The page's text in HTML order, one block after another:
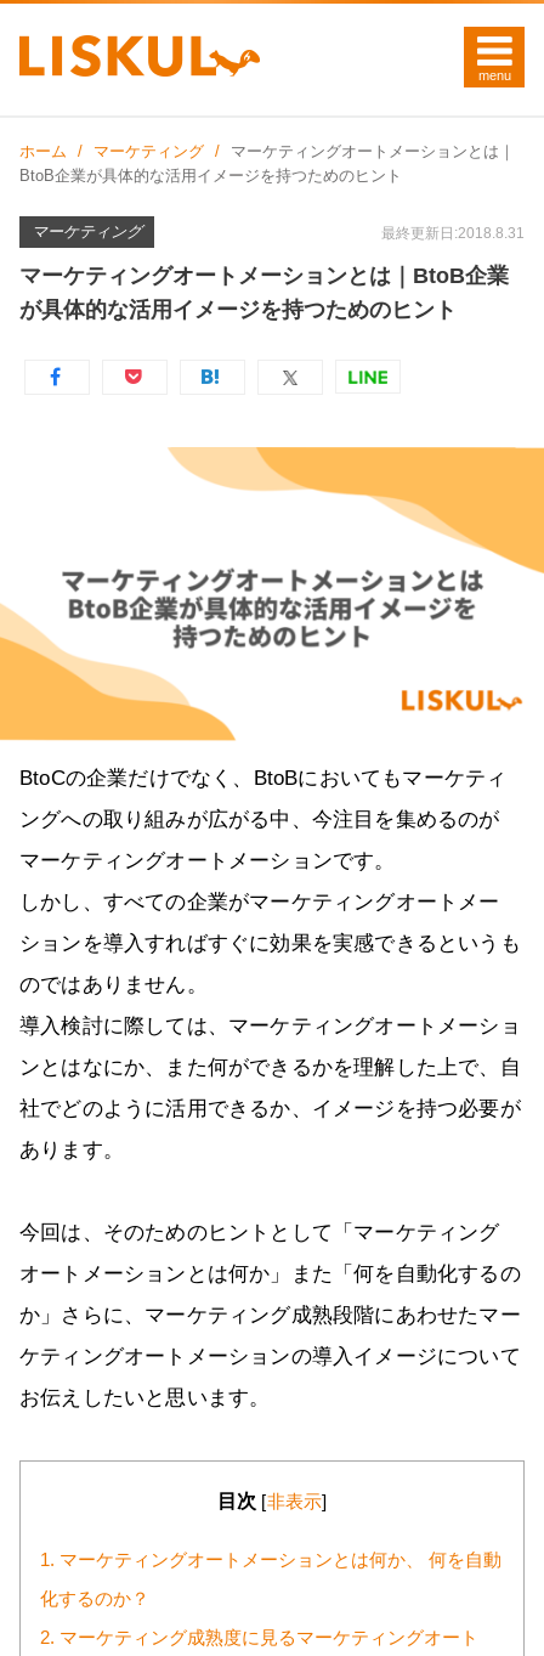
ホーム マーケティング
マーケティングオートメーションとは｜
BtoB企業が具体的な活用イメージを持つためのヒント
マーケティング 最終更新日:2018.8.31
マーケティングオートメーションとは｜BtoB企業
が具体的な活用イメージを持つためのヒント
BtoCの企業だけでなく、BtoBにおいてもマーケティ
ングへの取り組みが広がる中、今注目を集めるのが
マーケティングオートメーションです。
しかし、すべての企業がマーケティングオートメー
ションを導入すればすぐに効果を実感できるというも
のではありません。
導入検討に際しては、マーケティングオートメーショ
ンとはなにか、また何ができるかを理解した上で、自
社でどのように活用できるか、イメージを持つ必要が
あります。
今回は、そのためのヒントとして「マーケティング
オートメーションとは何か」また「何を自動化するの
か」さらに、マーケティング成熟段階にあわせたマー
ケティングオートメーションの導入イメージについて
お伝えしたいと思います。
目次 [非表示]
1. マーケティングオートメーションとは何か、 何を自動
化するのか？
2. マーケティング成熟度に見るマーケティングオート